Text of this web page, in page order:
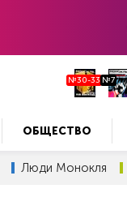
№30-33 №7
ОБЩЕСТВО
Люди Монокля